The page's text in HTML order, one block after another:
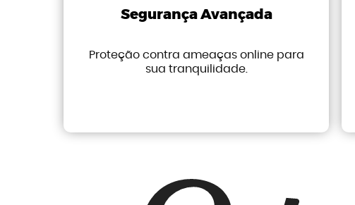
Segurança Avançada
Proteção contra ameaças online para
sua tranquilidade.